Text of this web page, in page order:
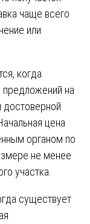
чаще всего
или
когда
на
достоверной
цена
органом по
не менее
участка.
существует